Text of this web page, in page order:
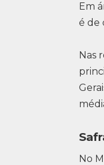
Em
é de
Nas
No